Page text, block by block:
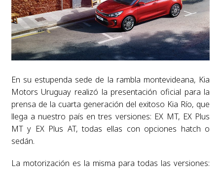
En su estupenda sede de la rambla montevideana, Kia
Motors Uruguay realizó la presentación oficial para la
prensa de la cuarta generación del exitoso Kia Río, que
llega a nuestro país en tres versiones: EX MT, EX Plus
MT y EX Plus AT, todas ellas con opciones hatch o
sedán.
La motorización es la misma para todas las versiones: